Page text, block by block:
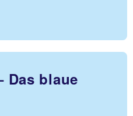
Das blaue